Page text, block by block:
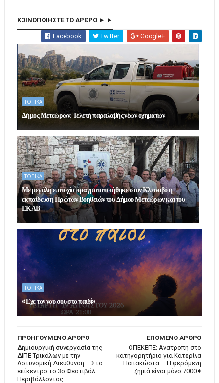
ΚΟΙΝΟΠΟΙΗΣΤΕ ΤΟ ΑΡΘΡΟ ► ►
Facebook Twitter Google+
ΤΟΠΙΚΑ
Δήμος Μετεώρων: Τελετή παραλαβής νέων οχημάτων
ΤΟΠΙΚΑ
Με μεγάλη επιτυχία πραγματοποιήθηκε στον Κλεινοβό η
εκπαίδευση Πρώτων Βοηθειών του Δήμου Μετεώρων και του
ΕΚΑΒ
ΤΟΠΙΚΑ
«Έχε τον νου σου στο παιδί»
ΕΠΟΜΕΝΟ ΑΡΘΡΟ
ΟΠΕΚΕΠΕ: Ανατροπή στο
κατηγορητήριο για Κατερίνα
Παπακώστα – Η φερόμενη
ζημιά είναι μόνο 7000 €
ΠΡΟΗΓΟΥΜΕΝΟ ΑΡΘΡΟ
Δημιουργική συνεργασία της
ΔΙΠΕ Τρικάλων με την
Αστυνομική Διεύθυνση – Στο
επίκεντρο το 3ο Φεστιβάλ
Περιβάλλοντος